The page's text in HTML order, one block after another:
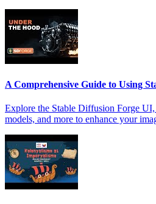
A Comprehensive Guide to Using
Explore the Stable Diffusion Forge UI,
models, and more to enhance your